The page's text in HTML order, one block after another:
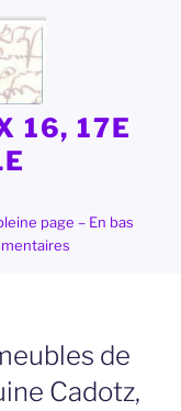
16, 17E
page – En bas
de
Cadotz,